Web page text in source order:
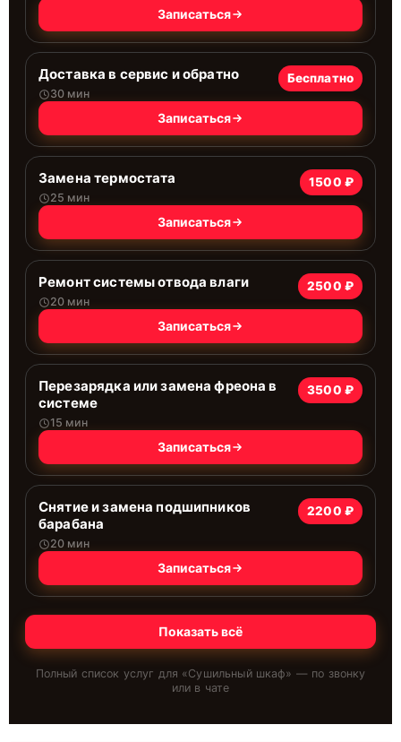
Записаться
Доставка в сервис и обратно
30 мин
Бесплатно
Записаться
Замена термостата
25 мин
1500 ₽
Записаться
Ремонт системы отводa влаги
20 мин
2500 ₽
Записаться
Перезарядка или замена фреона в
системе
15 мин
3500 ₽
Записаться
Снятие и замена подшипников
барабана
20 мин
2200 ₽
Записаться
Показать всё
Полный список услуг для «Сушильный шкаф» — по звонку
или в чате